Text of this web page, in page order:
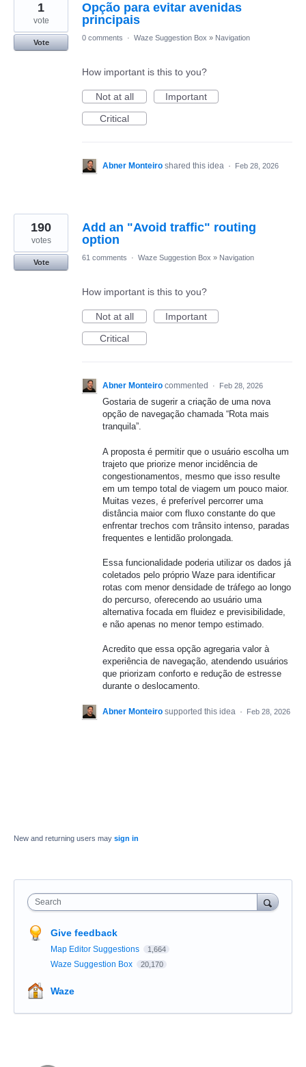
Opção para evitar avenidas
principais
1
vote
Vote
0 comments · Waze Suggestion Box » Navigation
How important is this to you?
Not at all
Important
Critical
Abner Monteiro shared this idea · Feb 28, 2026
Add an "Avoid traffic" routing
option
190
votes
Vote
61 comments · Waze Suggestion Box » Navigation
How important is this to you?
Not at all
Important
Critical
Abner Monteiro commented · Feb 28, 2026
Gostaria de sugerir a criação de uma nova
opção de navegação chamada “Rota mais
tranquila”.
A proposta é permitir que o usuário escolha um
trajeto que priorize menor incidência de
congestionamentos, mesmo que isso resulte
em um tempo total de viagem um pouco maior.
Muitas vezes, é preferível percorrer uma
distância maior com fluxo constante do que
enfrentar trechos com trânsito intenso, paradas
frequentes e lentidão prolongada.
Essa funcionalidade poderia utilizar os dados já
coletados pelo próprio Waze para identificar
rotas com menor densidade de tráfego ao longo
do percurso, oferecendo ao usuário uma
alternativa focada em fluidez e previsibilidade,
e não apenas no menor tempo estimado.
Acredito que essa opção agregaria valor à
experiência de navegação, atendendo usuários
que priorizam conforto e redução de estresse
durante o deslocamento.
Abner Monteiro supported this idea · Feb 28, 2026
New and returning users may sign in
Search
Give feedback
Map Editor Suggestions 1,664
Waze Suggestion Box 20,170
Waze